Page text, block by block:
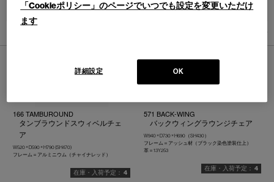
並べ替え：
件あります
166 TAMBUROUND
タンブラウンドスウィベルチェ
ア
W520 × D590 × H790 (SH470)
フレーム＝アルミニウム（チャイナレッド）
4
571 BACK-WING
バックウィングラウンジチェア
W940 × D730 × H690（SH430）
フレーム＝アッシュ材（ブラック染色塗装仕上）
革＝13Y253
4
「Cookieポリシー」のページでいつでも設定を変更いただけ
ます
OK
詳細設定